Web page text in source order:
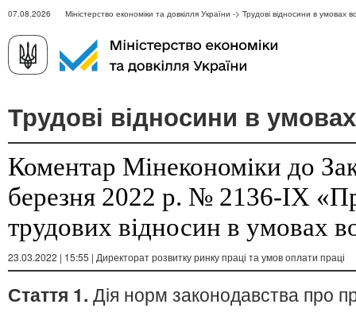
07.08.2026 Міністерство економіки та довкілля України -> Трудові відносини в умовах
Трудові відносини в
Коментар Мінекономіки до
березня 2022 р. № 2136-ІХ
трудових відносин в умовах
23.03.2022 | 15:55 | Директорат розвитку ринку праці та умов оплати праці
Стаття 1. Дія норм законодавства про